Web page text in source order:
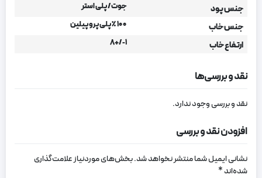
جنس پود جوت/ پلی استر
جنس خاب ۱۰۰ ٪ پلی پروپیلین
ارتفاع خاب ۱-/+۸
نقد و بررسی‌ها
نقد و بررسی وجود ندارد.
افزودن نقد و بررسی
نشانی ایمیل شما منتشر نخواهد شد.بخش‌های موردنیاز علامت‌گذاری
شده‌اند*